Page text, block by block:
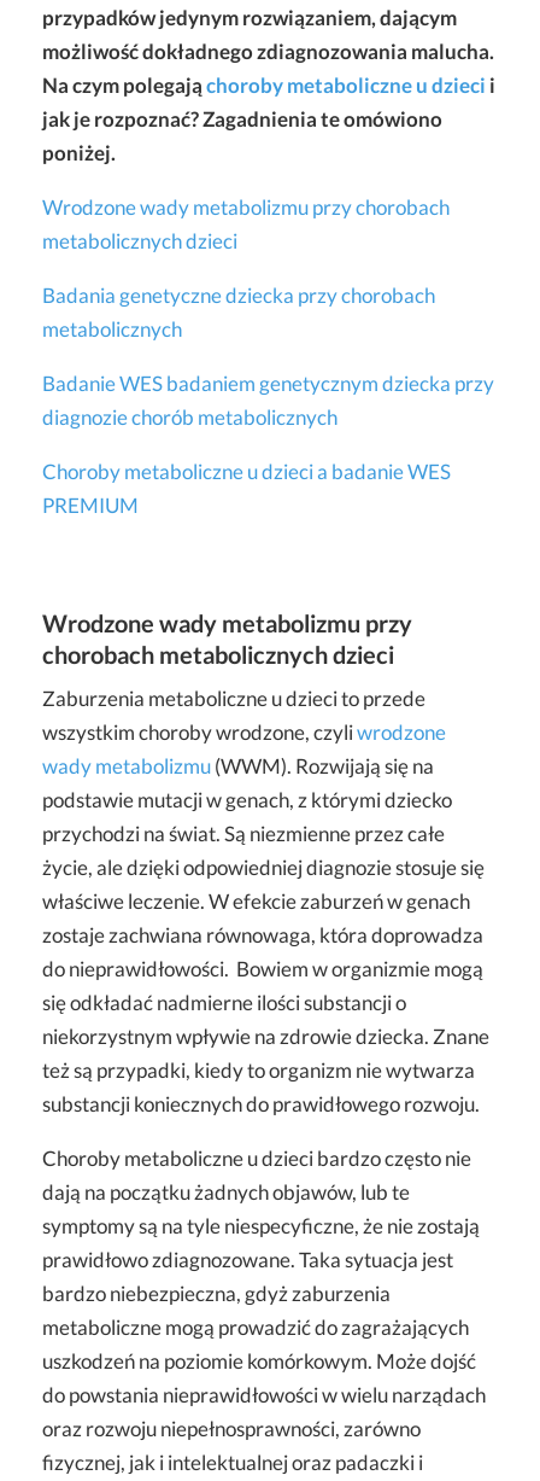
przypadków jedynym rozwiązaniem, dającym
możliwość dokładnego zdiagnozowania malucha.
Na czym polegająchoroby metaboliczne u dzieci i
jak je rozpoznać? Zagadnienia te omówiono
poniżej.
Wrodzone wady metabolizmu przy chorobach
metabolicznych dzieci
Badania genetyczne dziecka przy chorobach
metabolicznych
Badanie WES badaniem genetycznym dziecka przy
diagnozie chorób metabolicznych
Choroby metaboliczne u dzieci a badanie WES
PREMIUM
Wrodzone wady metabolizmu przy
chorobach metabolicznych dzieci
Zaburzenia metaboliczne u dzieci to przede
wszystkim choroby wrodzone, czyliwrodzone
wady metabolizmu(WWM). Rozwijają się na
podstawie mutacji w genach, z którymi dziecko
przychodzi na świat. Są niezmienne przez całe
życie, ale dzięki odpowiedniej diagnozie stosuje się
właściwe leczenie. W efekcie zaburzeń w genach
zostaje zachwiana równowaga, która doprowadza
do nieprawidłowości. Bowiem w organizmie mogą
się odkładać nadmierne ilości substancji o
niekorzystnym wpływie na zdrowie dziecka. Znane
też są przypadki, kiedy to organizm nie wytwarza
substancji koniecznych do prawidłowego rozwoju.
Choroby metaboliczne u dzieci bardzo często nie
dają na początku żadnych objawów, lub te
symptomy są na tyle niespecyficzne, że nie zostają
prawidłowo zdiagnozowane. Taka sytuacja jest
bardzo niebezpieczna, gdyż zaburzenia
metaboliczne mogą prowadzić do zagrażających
uszkodzeń na poziomie komórkowym. Może dojść
do powstania nieprawidłowości w wielu narządach
oraz rozwoju niepełnosprawności, zarówno
fizycznej, jak i intelektualnej oraz padaczki i